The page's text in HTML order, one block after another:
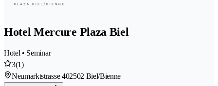
Hotel Mercure Plaza Biel
Hotel • Seminar
3(1)
Neumarktstrasse 402502 Biel/Bienne